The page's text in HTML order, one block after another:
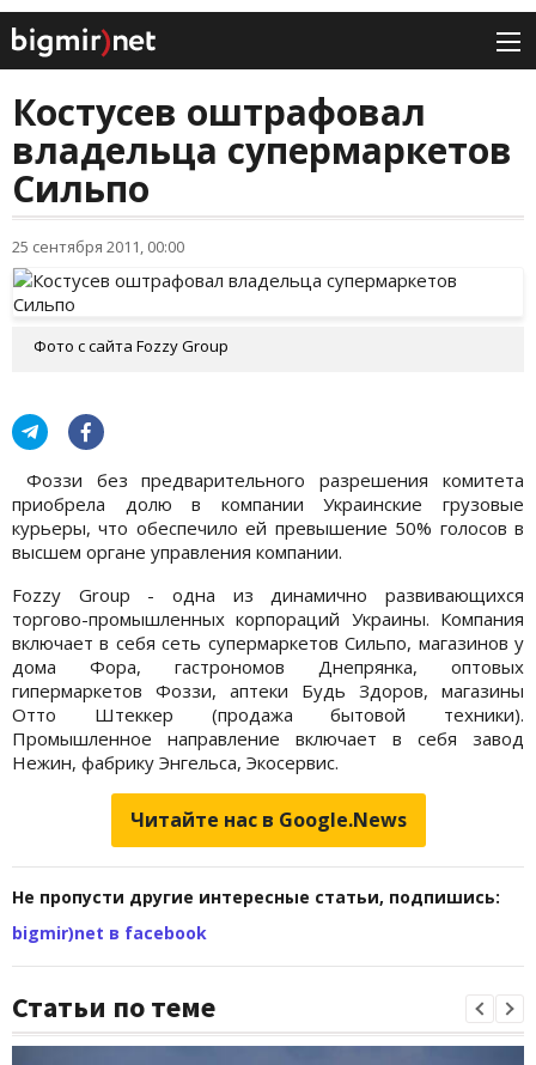
Костусев оштрафовал
владельца супермаркетов
Сильпо
25 сентября 2011, 00:00
Фото с сайта Fozzy Group
Фоззи без предварительного разрешения комитета
приобрела долю в компании Украинские грузовые
курьеры, что обеспечило ей превышение 50% голосов в
высшем органе управления компании.
Fozzy Group - одна из динамично развивающихся
торгово-промышленных корпораций Украины. Компания
включает в себя сеть супермаркетов Сильпо, магазинов у
дома Фора, гастрономов Днепрянка, оптовых
гипермаркетов Фоззи, аптеки Будь Здоров, магазины
Отто Штеккер (продажа бытовой техники).
Промышленное направление включает в себя завод
Нежин, фабрику Энгельса, Экосервис.
Читайте нас в Google.News
Не пропусти другие интересные статьи, подпишись:
bigmir)net в facebook
Статьи по теме